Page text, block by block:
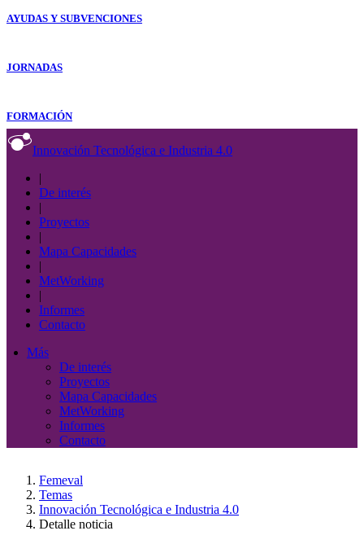
AYUDAS Y SUBVENCIONES
JORNADAS
FORMACIÓN
Innovación Tecnológica e Industria 4.0
|
De interés
|
Proyectos
|
Mapa Capacidades
|
MetWorking
|
Informes
Contacto
Más
De interés
Proyectos
Mapa Capacidades
MetWorking
Informes
Contacto
Femeval
Temas
Innovación Tecnológica e Industria 4.0
Detalle noticia